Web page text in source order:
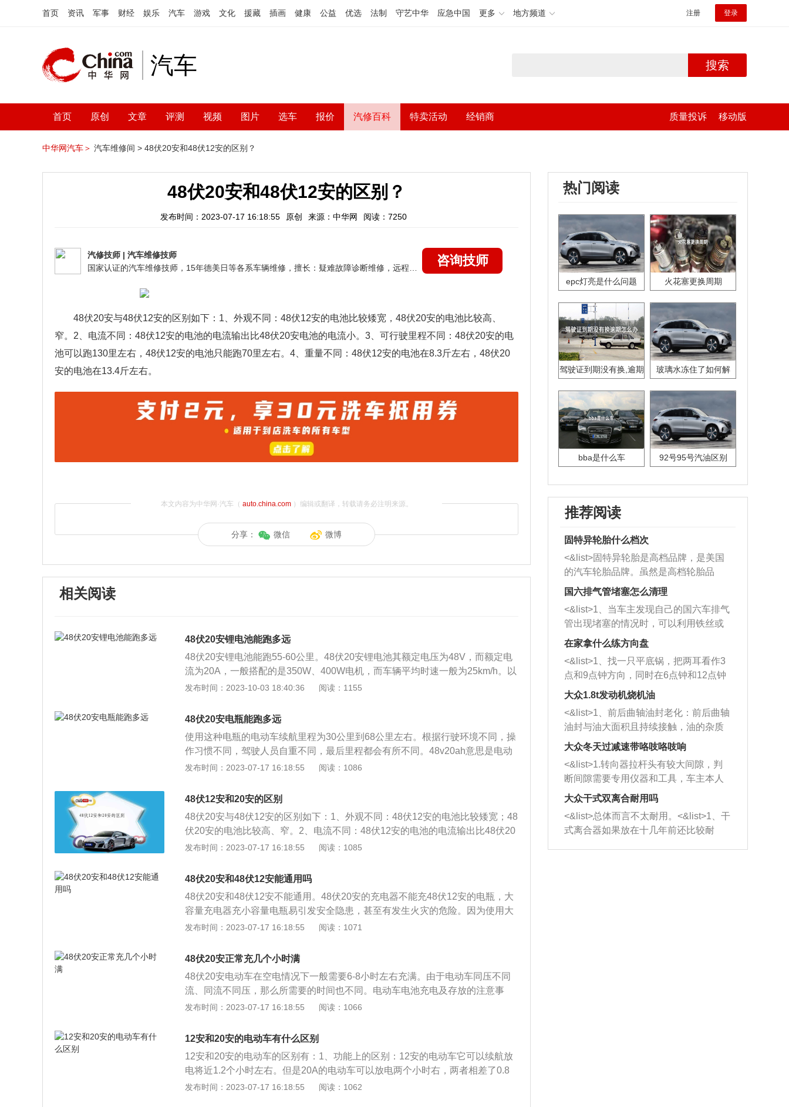
首页 资讯 军事 财经 娱乐 汽车 游戏 文化 援藏 插画 健康 公益 优选 法制 守艺中华 应急中国 更多 地方频道 注册 登录
汽车 搜索
首页 原创 文章 评测 视频 图片 选车 报价 汽修百科 特卖活动 经销商 质量投诉 移动版
中华网汽车＞ 汽车维修间 > 48伏20安和48伏12安的区别？
48伏20安和48伏12安的区别？
发布时间：2023-07-17 16:18:55 原创 来源：中华网 阅读：7250
汽修技师 | 汽车维修技师
咨询技师
48伏20安与48伏12安的区别如下：1、外观不同：48伏12安的电池比较矮宽，48伏20安的电池比较高、
窄。2、电流不同：48伏12安的电池的电流输出比48伏20安电池的电流小。3、可行驶里程不同：48伏20安的电
池可以跑130里左右，48伏12安的电池只能跑70里左右。4、重量不同：48伏12安的电池在8.3斤左右，48伏20
安的电池在13.4斤左右。
本文内容为中华网·汽车（ auto.china.com）编辑或翻译，转载请务必注明来源。
分享： 微信 微博
相关阅读
48伏20安锂电池能跑多远
48伏20安锂电池能跑55-60公里。48伏20安锂电池其额定电压为48V，而额定电
流为20A，一般搭配的是350W、400W电机，而车辆平均时速一般为25km/h。以
350W电机为例，通过计算我们可以知道匀速平均电流大小为7.3A(电机功率/电压
理论续航里程为68公里。而如果配备的是400W电机，理论续航为60公里。平均
来看，48V20Ah电池理论续航在65公里左右。但考虑到承重与实际路况问题，一
般来说实际续航会略低于理论续航的，通常为55-60公里左右。扩展资料：锂电
池是以锂金属或锂合金为负极材料，非水电解质溶液的电池，所以这种电池也叫
锂金属电池。锂是密度最低、电化学势最大、能量重量比最大的金属。原子量
发布时间：2023-10-03 18:40:36 阅读：1155
48伏20安电瓶能跑多远
使用这种电瓶的电动车续航里程为30公里到68公里左右。根据行驶环境不同，操
作习惯不同，驾驶人员自重不同，最后里程都会有所不同。48v20ah意思是电动
车采用电瓶的型号规格的意思，表示电瓶的输出电压为48V，电池的容量是20A
格。选择好一点的电池，能跑的公里会增加不少，如果是买到了旧电池或质量不
好的电池，那么续航里程也会相对变少。
发布时间：2023-07-17 16:18:55 阅读：1086
48伏12安和20安的区别
48伏20安与48伏12安的区别如下：1、外观不同：48伏12安的电池比较矮宽；48
伏20安的电池比较高、窄。2、电流不同：48伏12安的电池的电流输出比48伏20
安电池的电流小。3、可行驶里程不同：48伏20安的电池可以跑130里左右，48
8伏20安的电池在13.4斤左右。另外二者的充电器是不通用的，如果长时间不匹
配使用合适的充电器，电池缺水或充电器参数不合适容易把电池充爆或拆卸电流
过大无法充电，影响使用寿命。
发布时间：2023-07-17 16:18:55 阅读：1085
48伏20安和48伏12安能通用吗
48伏20安和48伏12安不能通用。48伏20安的充电器不能充48伏12安的电瓶，大
容量充电器充小容量电瓶易引发安全隐患，甚至有发生火灾的危险。因为使用大
电流充电导致电池析气失水严重，从而发热变形，这也是长期使用导致电池充鼓
8V12AH充电器；但48V20AH不能用，长期使用电瓶难以饱和，电瓶的使用寿命
将缩短。建议购买48V20AH充电器匹配充电。正确使用充电器：1、不要随意用
其他的充电器来充电，如电压和接口的正负极不一至，会对电池造成伤害，必须
使用型号配对的充电器进行充电。2、确定充电器输出电压与电瓶额定电压是否
相符。3、先插充电器与电池盒相连的插头，后插交流电源插头。4、充电器属于
携带，应将充电用减振材料包装好后放置于车上工具箱内，并应注意防雨、防
潮。5、充电器在使用程中需防潮、防湿，并放置在通风良好的地方。充电器工
作时有一定的温升，请注意散热。6、平时充电可根据用电量来看充电实际耗
电器，防止电池被充鼓。
发布时间：2023-07-17 16:18:55 阅读：1071
48伏20安正常充几个小时满
48伏20安电动车在空电情况下一般需要6-8小时左右充满。由于电动车同压不同
流、同流不同压，那么所需要的时间也不同。电动车电池充电及存放的注意事
项：1、当充电器处于充电状态时，红色显示灯会亮，散热风扇会转动，否则充
低电压电池，会把电池充坏，反之电池则会出现充不满。2、充电器要使用正
规、原装的，不能长时间进行充电，要特别注意在通风散热的地方进行充电。
3、避免放置在太阳光直射暴晒的地方，否则可能会导致电池鼓包或故障，锂电
池长期不使用的最好每个月充一次电，不然导致电池过放电而破坏电池内部结
构，减少电池寿命。
发布时间：2023-07-17 16:18:55 阅读：1066
12安和20安的电动车有什么区别
12安和20安的电动车的区别有：1、功能上的区别：12安的电动车它可以续航放
电将近1.2个小时左右。但是20A的电动车可以放电两个小时右，两者相差了0.8
个小时左右。相差这0.8个小时，就相当于两个电动车的续航能力是天差地别的。
发布时间：2023-07-17 16:18:55 阅读：1062
热门阅读
epc灯亮是什么问题 火花塞更换周期
驾驶证到期没有换,逾期
玻璃水冻住了如何解
bba是什么车 92号95号汽油区别
推荐阅读
固特异轮胎什么档次
<&list>固特异轮胎是高档品牌，是美国
的汽车轮胎品牌。虽然是高档轮胎品
牌，但是中高低端的轮胎都有生产，这
也是为了更好的开拓市场。
国六排气管堵塞怎么清理
<&list>1、当车主发现自己的国六车排气
管出现堵塞的情况时，可以利用铁丝或
者是细棍，直接将杂物给取出来，如果
堵塞情况比较严重，也可以采取应急措
施。 <&list>2、直接利用木棍将所有的
杂物推到排气管里面的位置处，然后将
三元催化器拆解开，就可以将堵塞的东
西取出来。但如果是因为积碳过多引起
的堵塞，就需要将三元催化器泡在草酸
洗剂对堵塞的情况得到解决，将清洗剂
放在燃油箱中，与燃油混合后，车辆启
动时，就可以和汽油一起进入到燃烧
室，最后形成废气排出，就可以让三元
催化器得到清洗，排气管堵塞的情况就
能够得到解决。
在家拿什么练方向盘
<&list>1、找一只平底锅，把两耳看作3
点和9点钟方向，同时在6点钟和12点钟
方向做一个标记。 <&list>2、双手握住
一圈半的练习，往右同样也要打相同的
圈数。 <&list>3、最后强调要反复练
习，这样就可以形成肌肉记忆，在真实
驾驶车辆时，不需要记忆也能打好方
向。
大众1.8t发动机烧机油
<&list>1、前后曲轴油封老化：前后曲轴
油封与油大面积且持续接触，油的杂质
和发动机内持续温度变化使其密封效果
逐渐减弱，导致渗油或漏油。<&list>2、
活塞间隙过大：积碳会使活塞环与缸体
的间隙扩大，导致机油流入燃烧室中，
造成烧机油。<&list>3、机油粘度。使用
机油粘度过小的话，同样会有烧机油现
象，机油粘度过小具有很好的流动性，
大众冬天过减速带咯吱咯吱响
<&list>1.转向器拉杆头有较大间隙，判
断间隙需要专用仪器和工具，车主本人
无法制作，需要将车辆送到修理厂或4s
店；<&list>2.车辆半轴套管防尘罩破
裂，破裂后会出现漏油现象，使半轴磨
损严重，磨损的半轴容易损坏，产生异
响；<&list>3.稳定器的转向胶套和球头
大众干式双离合耐用吗
<&list>总体而言不太耐用。<&list>1、干
式离合器如果放在十几年前还比较耐